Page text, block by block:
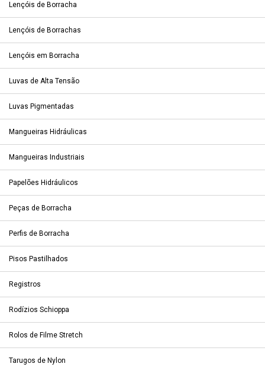
Lençóis de Borracha
Lençóis de Borrachas
Lençóis em Borracha
Luvas de Alta Tensão
Luvas Pigmentadas
Mangueiras Hidráulicas
Mangueiras Industriais
Papelões Hidráulicos
Peças de Borracha
Perfis de Borracha
Pisos Pastilhados
Registros
Rodízios Schioppa
Rolos de Filme Stretch
Tarugos de Nylon